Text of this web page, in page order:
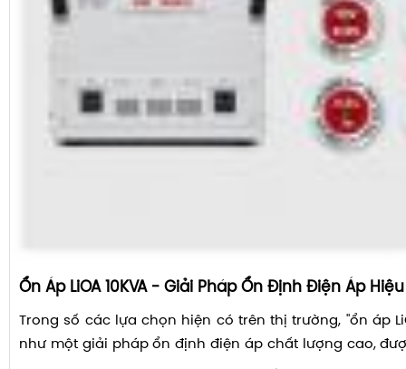
Ổn Áp LiOA 10KVA - Giải Pháp Ổn Định Điện Áp
Trong số các lựa chọn hiện có trên thị trường, "ổn áp
như một giải pháp ổn định điện áp chất lượng cao,